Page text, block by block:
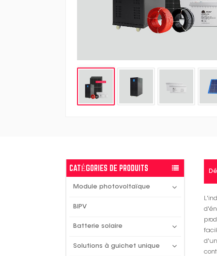
CATÉGORIES DE PRODUITS
Module photovoltaïque
BIPV
Batterie solaire
Solutions à guichet unique